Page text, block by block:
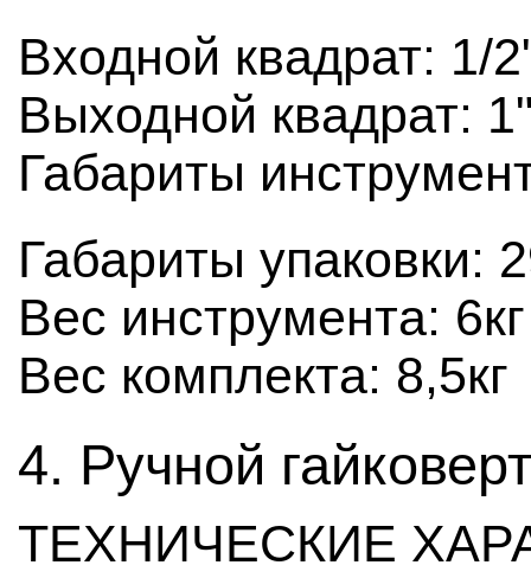
Входной квадрат: 1/
Выходной квадрат:
Габариты
Габариты упаковки:
Вес инструмента: 6кг
Вес комплекта: 8,5кг
4. Ручной
ТЕХНИЧЕСКИЕ